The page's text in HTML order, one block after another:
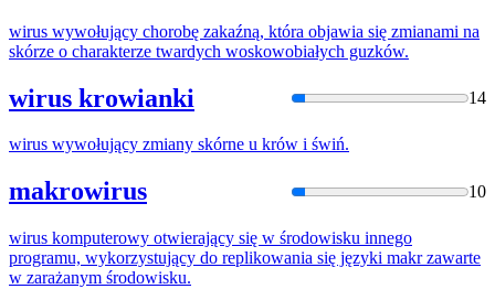
wirus wywołujący chorobę zakaźną, która objawia się zmianami na
skórze o charakterze twardych woskowobiałych guzków.
wirus krowianki 14
wirus wywołujący zmiany skórne u krów i świń.
makrowirus 10
wirus komputerowy otwierający się w środowisku innego
programu, wykorzystujący do replikowania się języki makr zawarte
w zarażanym środowisku.